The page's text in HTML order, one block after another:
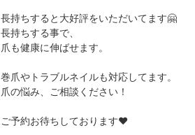
長持ちすると大好評をいただいてます🤗
長持ちする事で、
爪も健康に伸ばせます。
巻爪やトラブルネイルも対応してます。
爪の悩み、ご相談ください！
ご予約お待ちしております❤️